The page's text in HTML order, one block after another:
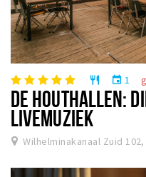
restaurant event 1
DE HOUTHALLEN:
LIVEMUZIEK
Wilhelminakanaal Zuid